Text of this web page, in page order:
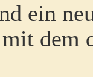
ein
dem